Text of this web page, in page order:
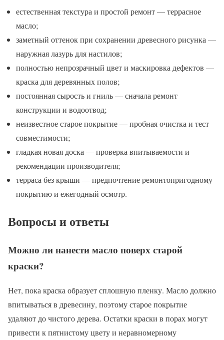
естественная текстура и простой ремонт — террасное
масло;
заметный оттенок при сохранении древесного рисунка —
наружная лазурь для настилов;
полностью непрозрачный цвет и маскировка дефектов —
краска для деревянных полов;
постоянная сырость и гниль — сначала ремонт
конструкции и водоотвод;
неизвестное старое покрытие — пробная очистка и тест
совместимости;
гладкая новая доска — проверка впитываемости и
рекомендации производителя;
терраса без крыши — предпочтение ремонтопригодному
покрытию и ежегодный осмотр.
Вопросы и ответы
Можно ли нанести масло поверх старой
краски?
Нет, пока краска образует сплошную пленку. Масло должно
впитываться в древесину, поэтому старое покрытие
удаляют до чистого дерева. Остатки краски в порах могут
привести к пятнистому цвету и неравномерному